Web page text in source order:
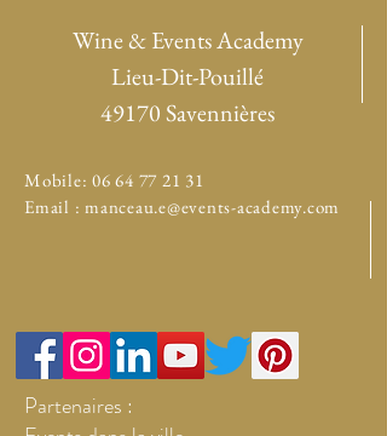
Wine & Events Academy
Lieu-Dit-Pouillé
49170 Savennières
Mobile: 06 64 77 21 31
Email : manceau.e@events-academy.com
Partenaires :